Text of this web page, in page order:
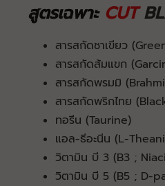
สูตรเฉพาะ CUT
สารสกัดชาเขียว
สารสกัดส้มแขก
สารสกัดพรมมิ
สารสกัดพริกไทย
ทอรีน (Taurine)
แอล-ธีอะนีน (L-
วิตามิน บี 3 (B3 ;
วิตามิน บี 5 (ฺB5 ; D-